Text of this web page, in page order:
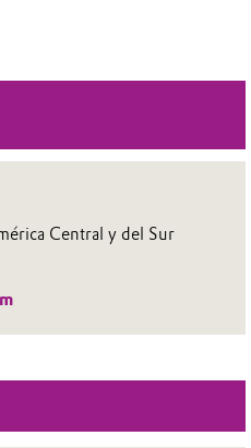
Central y del Sur